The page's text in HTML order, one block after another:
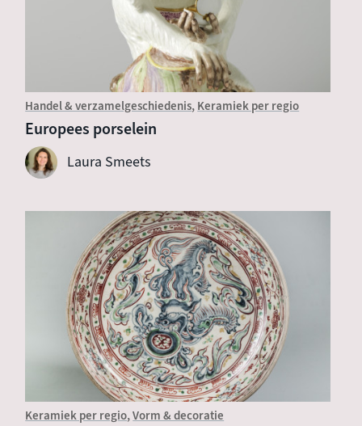
Handel & verzamelgeschiedenis Keramiek per regio
Europees porselein
Laura Smeets
Keramiek per regio Vorm & decoratie